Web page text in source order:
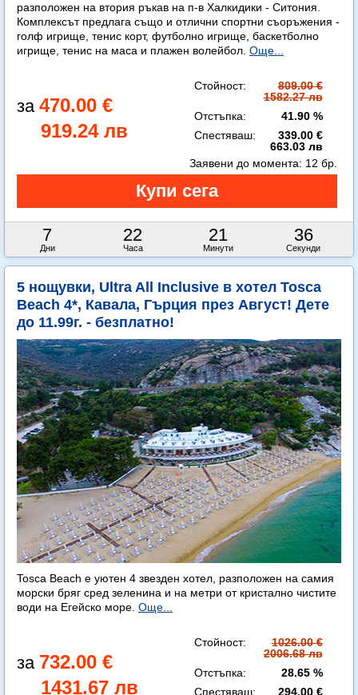
разположен на втория ръкав на п-в Халкидики - Ситония.
Комплексът предлага също и отлични спортни съоръжения -
голф игрище, тенис корт, футболно игрище, баскетболно
игрище, тенис на маса и плажен волейбол. Още...
470.00 €
919.24 лв
Стойност:
809.00 €
1582.27 лв
Отстъпка:
41.90 %
Спестяваш:
339.00 €
663.03 лв
7
Дни
22
Часа
21
Минути
36
Секунди
Заявени до момента: 12 бр.
5 нощувки, Ultra All Inclusive в хотел Tosca
Beach 4*, Кавала, Гърция през Август! Дете
до 11.99г. - безплатно!
Tosca Beach е уютен 4 звезден хотел, разположен на самия
морски бряг сред зеленина и на метри от кристално чистите
води на Егейско море. Още...
732.00 €
1431.67 лв
Стойност:
1026.00 €
2006.68 лв
Отстъпка:
28.65 %
Спестяваш:
294.00 €